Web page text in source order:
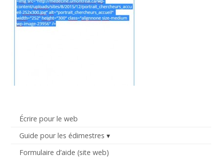
Écrire pour le web
Guide pour les édimestres
Formulaire d’aide (site web)